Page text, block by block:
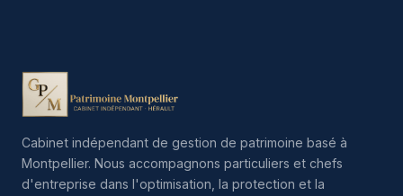
Cabinet indépendant de gestion de patrimoine basé à
Montpellier. Nous accompagnons particuliers et chefs
d'entreprise dans l'optimisation, la protection et la